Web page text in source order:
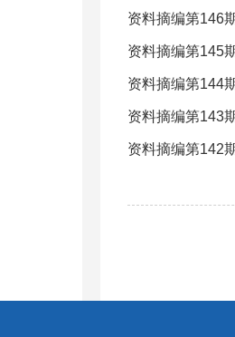
资料摘编第146
资料摘编第145
资料摘编第144
资料摘编第143
资料摘编第142